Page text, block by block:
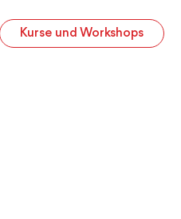
Kurse und Workshops